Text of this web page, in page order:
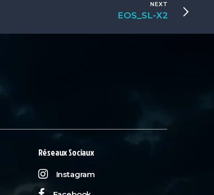
NEXT
EOS_SL-X2
Réseaux Sociaux
Instagram